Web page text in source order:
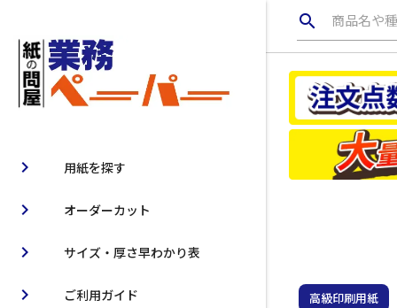
用紙を探す
chevron_right
オーダーカット
chevron_right
サイズ・厚さ早わかり表
chevron_right
ご利用ガイド
chevron_right
search 商品名や
高級印刷用紙